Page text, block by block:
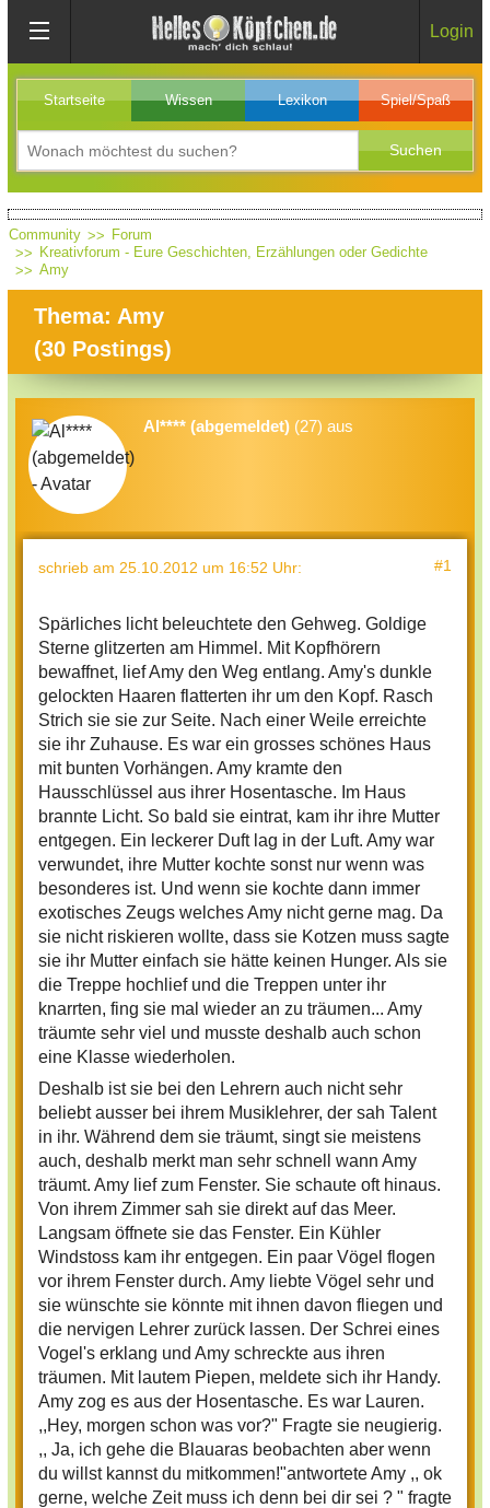
Login
Startseite Wissen Lexikon Spiel/Spaß
Community
Forum
Kreativforum - Eure Geschichten, Erzählungen oder Gedichte
Amy
Thema: Amy
(30 Postings)
Al**** (abgemeldet) (27) aus
schrieb am 25.10.2012 um 16:52 Uhr: #1
Spärliches licht beleuchtete den Gehweg. Goldige
Sterne glitzerten am Himmel. Mit Kopfhörern
bewaffnet, lief Amy den Weg entlang. Amy's dunkle
gelockten Haaren flatterten ihr um den Kopf. Rasch
Strich sie sie zur Seite. Nach einer Weile erreichte
sie ihr Zuhause. Es war ein grosses schönes Haus
mit bunten Vorhängen. Amy kramte den
Hausschlüssel aus ihrer Hosentasche. Im Haus
brannte Licht. So bald sie eintrat, kam ihr ihre Mutter
entgegen. Ein leckerer Duft lag in der Luft. Amy war
verwundet, ihre Mutter kochte sonst nur wenn was
besonderes ist. Und wenn sie kochte dann immer
exotisches Zeugs welches Amy nicht gerne mag. Da
sie nicht riskieren wollte, dass sie Kotzen muss sagte
sie ihr Mutter einfach sie hätte keinen Hunger. Als sie
die Treppe hochlief und die Treppen unter ihr
knarrten, fing sie mal wieder an zu träumen... Amy
träumte sehr viel und musste deshalb auch schon
eine Klasse wiederholen.
Deshalb ist sie bei den Lehrern auch nicht sehr
beliebt ausser bei ihrem Musiklehrer, der sah Talent
in ihr. Während dem sie träumt, singt sie meistens
auch, deshalb merkt man sehr schnell wann Amy
träumt. Amy lief zum Fenster. Sie schaute oft hinaus.
Von ihrem Zimmer sah sie direkt auf das Meer.
Langsam öffnete sie das Fenster. Ein Kühler
Windstoss kam ihr entgegen. Ein paar Vögel flogen
vor ihrem Fenster durch. Amy liebte Vögel sehr und
sie wünschte sie könnte mit ihnen davon fliegen und
die nervigen Lehrer zurück lassen. Der Schrei eines
Vogel's erklang und Amy schreckte aus ihren
träumen. Mit lautem Piepen, meldete sich ihr Handy.
Amy zog es aus der Hosentasche. Es war Lauren.
,,Hey, morgen schon was vor?" Fragte sie neugierig.
,, Ja, ich gehe die Blauaras beobachten aber wenn
du willst kannst du mitkommen!"antwortete Amy ,, ok
gerne, welche Zeit muss ich denn bei dir sei ? " fragte